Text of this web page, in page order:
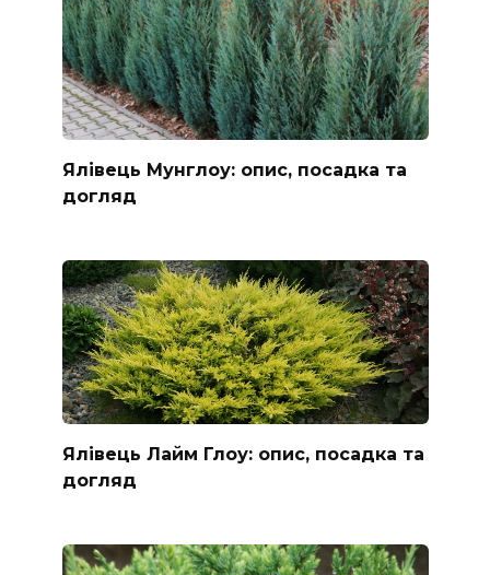
Ялівець Мунглоу: опис, посадка та
догляд
Ялівець Лайм Глоу: опис, посадка та
догляд